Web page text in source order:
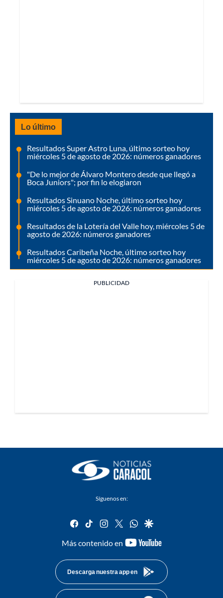
Lo último
Resultados Super Astro Luna, último sorteo hoy
miércoles 5 de agosto de 2026: números ganadores
"De lo mejor de Álvaro Montero desde que llegó a
Boca Juniors"; por fin lo elogiaron
Resultados Sinuano Noche, último sorteo hoy
miércoles 5 de agosto de 2026: números ganadores
Resultados de la Lotería del Valle hoy, miércoles 5 de
agosto de 2026: números ganadores
Resultados Caribeña Noche, último sorteo hoy
miércoles 5 de agosto de 2026: números ganadores
PUBLICIDAD
Síguenos en:
facebook
tiktok instagram
twitterwhatsapp
google
Más contenido en
youtube-
Descarga nuestra app en